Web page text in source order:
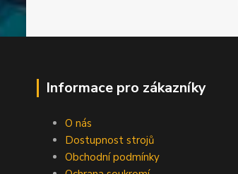
Informace pro zákazníky
O nás
Dostupnost strojů
Obchodní podmínky